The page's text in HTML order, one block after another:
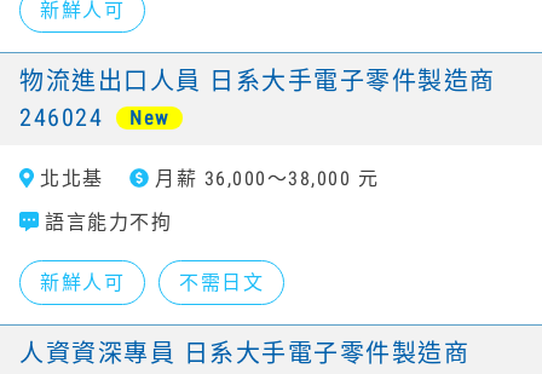
新鮮人可
物流進出口人員 日系大手電子零件製造商
246024
New
北北基
月薪 36,000～38,000 元
語言能力不拘
新鮮人可 不需日文
人資資深專員 日系大手電子零件製造商